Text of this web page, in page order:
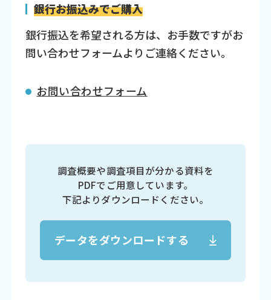
銀行お振込みでご購入
銀行振込を希望される方は、お手数ですがお
問い合わせフォームよりご連絡ください。
お問い合わせフォーム
調査概要や調査項目が分かる資料を
PDFでご用意しています。
下記よりダウンロードください。
データをダウンロードする